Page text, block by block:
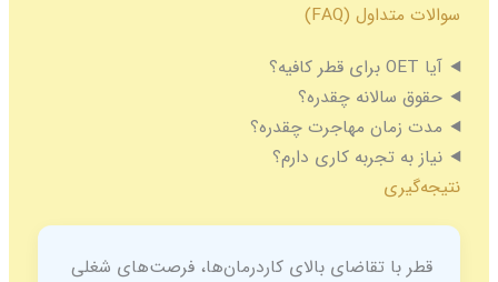
سوالات متداول (FAQ)
آیا OET برای قطر کافیه؟
حقوق سالانه چقدره؟
مدت زمان مهاجرت چقدره؟
نیاز به تجربه کاری دارم؟
نتیجه‌گیری
قطر با تقاضای بالای کاردرمان‌ها، فرصت‌های شغلی